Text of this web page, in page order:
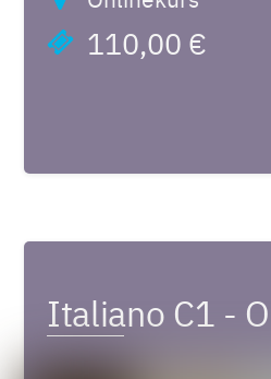
110,00 €
Italiano C1 -